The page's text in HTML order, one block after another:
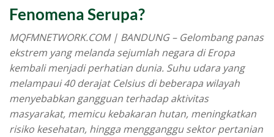
Fenomena Serupa?
MQFMNETWORK.COM | BANDUNG – Gelombang panas
ekstrem yang melanda sejumlah negara di Eropa
kembali menjadi perhatian dunia. Suhu udara yang
melampaui 40 derajat Celsius di beberapa wilayah
menyebabkan gangguan terhadap aktivitas
masyarakat, memicu kebakaran hutan, meningkatkan
risiko kesehatan, hingga mengganggu sektor pertanian